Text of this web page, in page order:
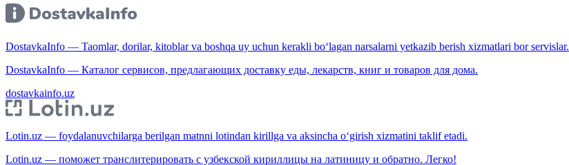
DostavkaInfo — Taomlar, dorilar, kitoblar va boshqa uy uchun kerakli bo‘lagan narsalarni yetkazib berish xizmatlari bor servislar.
DostavkaInfo — Каталог сервисов, предлагающих доставку еды, лекарств, книг и товаров для дома.
dostavkainfo.uz
Lotin.uz — foydalanuvchilarga berilgan matnni lotindan kirillga va aksincha o‘girish xizmatini taklif etadi.
Lotin.uz — поможет транслитерировать с узбекской кириллицы на латиницу и обратно. Легко!